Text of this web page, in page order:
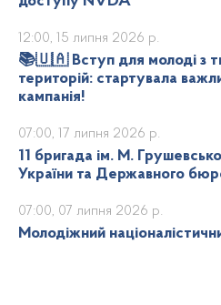
📚🇺🇦 Вступ для молоді з
територій: стартувала
кампанія!
12:00, 15 липня 2026 р.
11 бригада ім. М.
України та Державного
07:00, 17 липня 2026 р.
Молодіжний
07:00, 07 липня 2026 р.